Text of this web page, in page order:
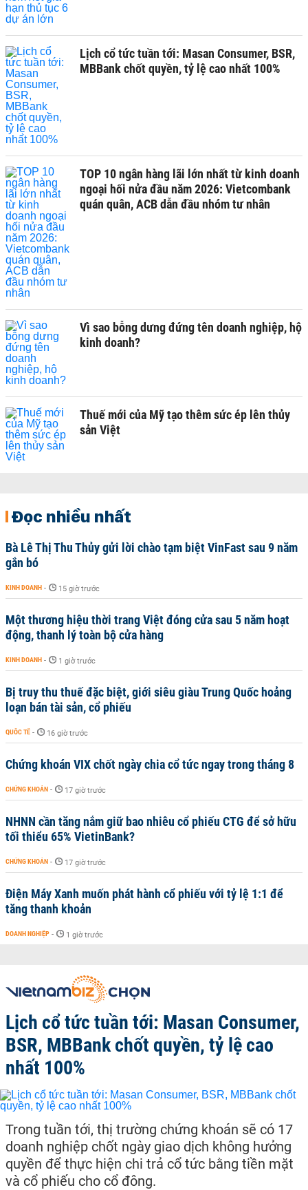
Lịch cổ tức tuần tới: Masan Consumer, BSR,
MBBank chốt quyền, tỷ lệ cao nhất 100%
TOP 10 ngân hàng lãi lớn nhất từ kinh doanh
ngoại hối nửa đầu năm 2026: Vietcombank
quán quân, ACB dẫn đầu nhóm tư nhân
Vì sao bỗng dưng đứng tên doanh nghiệp, hộ
kinh doanh?
Thuế mới của Mỹ tạo thêm sức ép lên thủy
sản Việt
Đọc nhiều nhất
Bà Lê Thị Thu Thủy gửi lời chào tạm biệt VinFast sau 9 năm
gắn bó
KINH DOANH - 15 giờ trước
Một thương hiệu thời trang Việt đóng cửa sau 5 năm hoạt
động, thanh lý toàn bộ cửa hàng
KINH DOANH - 1 giờ trước
Bị truy thu thuế đặc biệt, giới siêu giàu Trung Quốc hoảng
loạn bán tài sản, cổ phiếu
QUỐC TẾ - 16 giờ trước
Chứng khoán VIX chốt ngày chia cổ tức ngay trong tháng 8
CHỨNG KHOÁN - 17 giờ trước
NHNN cần tăng nắm giữ bao nhiêu cổ phiếu CTG để sở hữu
tối thiểu 65% VietinBank?
CHỨNG KHOÁN - 17 giờ trước
Điện Máy Xanh muốn phát hành cổ phiếu với tỷ lệ 1:1 để
tăng thanh khoản
DOANH NGHIỆP - 1 giờ trước
Lịch cổ tức tuần tới: Masan Consumer,
BSR, MBBank chốt quyền, tỷ lệ cao
nhất 100%
Trong tuần tới, thị trường chứng khoán sẽ có 17
doanh nghiệp chốt ngày giao dịch không hưởng
quyền để thực hiện chi trả cổ tức bằng tiền mặt
và cổ phiếu cho cổ đông.